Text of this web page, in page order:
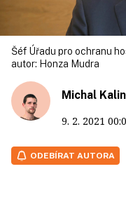
Šéf Úřadu pro ochranu
autor: Honza Mudra
Michal
9. 2. 2021
ODEBÍRAT AUTORA